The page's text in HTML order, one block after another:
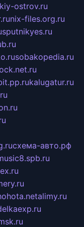
ostrov.ru
nix-files.org.ru
sputnikyes.ru
sobakopedia.ru
kalugatur.ru
схема-авто.рф
alimy.ru